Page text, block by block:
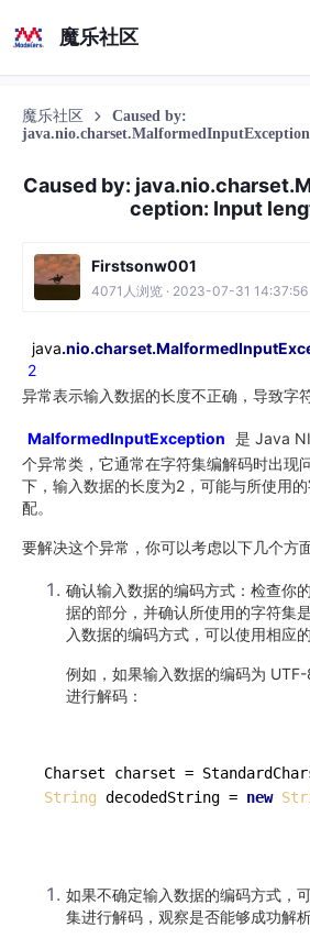
魔乐社区
魔乐社区
Caused by:
Caused by:
ception: Input
Firstsonw001
4071人浏览 · 2023-07-31 14:37:56
java.nio.charset
2
异常表示输入数据的长度不正确，导致字
MalformedInputException 是 Java
个异常类，它通常在字符集编解码时出现
下，输入数据的长度为2，可能与所使用
配。
要解决这个异常，你可以考虑以下几个方
确认输入数据的编码方式：检查你
据的部分，并确认所使用的字符集
入数据的编码方式，可以使用相应
例如，如果输入数据的编码为
进行解码：
String decodedString = new
如果不确定输入数据的编码方式，
集进行解码，观察是否能够成功解析